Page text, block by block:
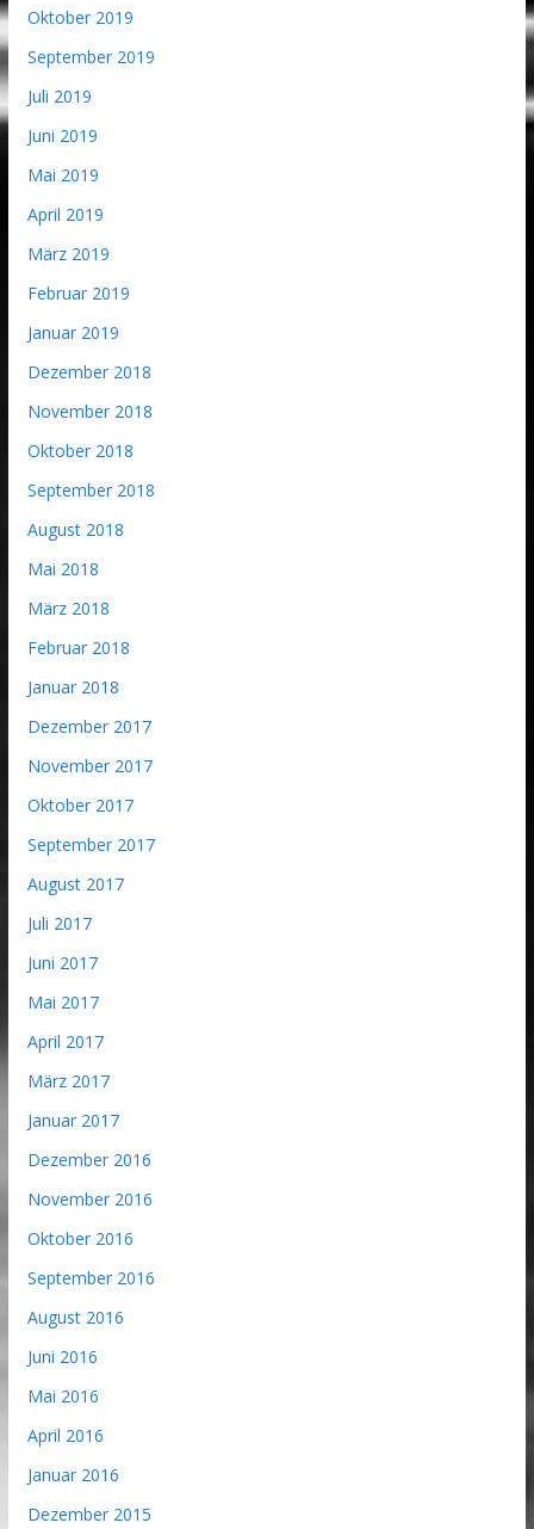
Oktober 2019
September 2019
Juli 2019
Juni 2019
Mai 2019
April 2019
März 2019
Februar 2019
Januar 2019
Dezember 2018
November 2018
Oktober 2018
September 2018
August 2018
Mai 2018
März 2018
Februar 2018
Januar 2018
Dezember 2017
November 2017
Oktober 2017
September 2017
August 2017
Juli 2017
Juni 2017
Mai 2017
April 2017
März 2017
Januar 2017
Dezember 2016
November 2016
Oktober 2016
September 2016
August 2016
Juni 2016
Mai 2016
April 2016
Januar 2016
Dezember 2015